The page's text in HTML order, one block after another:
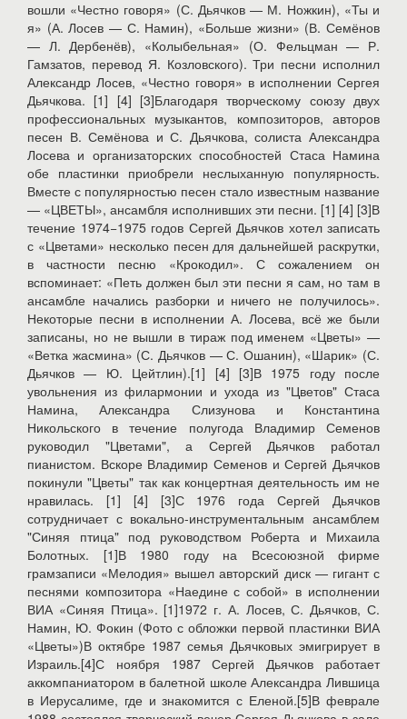
вошли «Честно говоря» (С. Дьячков — М. Ножкин), «Ты и
я» (А. Лосев — С. Намин), «Больше жизни» (В. Семёнов
— Л. Дербенёв), «Колыбельная» (О. Фельцман — Р.
Гамзатов, перевод Я. Козловского). Три песни исполнил
Александр Лосев, «Честно говоря» в исполнении Сергея
Дьячкова. [1] [4] [3]Благодаря творческому союзу двух
профессиональных музыкантов, композиторов, авторов
песен В. Семёнова и С. Дьячкова, солиста Александра
Лосева и организаторских способностей Стаса Намина
обе пластинки приобрели неслыханную популярность.
Вместе с популярностью песен стало известным название
— «ЦВЕТЫ», ансамбля исполнивших эти песни. [1] [4] [3]В
течение 1974−1975 годов Сергей Дьячков хотел записать
с «Цветами» несколько песен для дальнейшей раскрутки,
в частности песню «Крокодил». С сожалением он
вспоминает: «Петь должен был эти песни я сам, но там в
ансамбле начались разборки и ничего не получилось».
Некоторые песни в исполнении А. Лосева, всё же были
записаны, но не вышли в тираж под именем «Цветы» —
«Ветка жасмина» (С. Дьячков — С. Ошанин), «Шарик» (С.
Дьячков — Ю. Цейтлин).[1] [4] [3]В 1975 году после
увольнения из филармонии и ухода из "Цветов" Стаса
Намина, Александра Слизунова и Константина
Никольского в течение полугода Владимир Семенов
руководил "Цветами", а Сергей Дьячков работал
пианистом. Вскоре Владимир Семенов и Сергей Дьячков
покинули "Цветы" так как концертная деятельность им не
нравилась. [1] [4] [3]С 1976 года Сергей Дьячков
сотрудничает с вокально-инструментальным ансамблем
"Синяя птица" под руководством Роберта и Михаила
Болотных. [1]В 1980 году на Всесоюзной фирме
грамзаписи «Мелодия» вышел авторский диск — гигант с
песнями композитора «Наедине с собой» в исполнении
ВИА «Синяя Птица». [1]1972 г. А. Лосев, С. Дьячков, С.
Намин, Ю. Фокин (Фото с обложки первой пластинки ВИА
«Цветы»)В октябре 1987 семья Дьячковых эмигрирует в
Израиль.[4]С ноября 1987 Сергей Дьячков работает
аккомпаниатором в балетной школе Александра Лившица
в Иерусалиме, где и знакомится с Еленой.[5]В феврале